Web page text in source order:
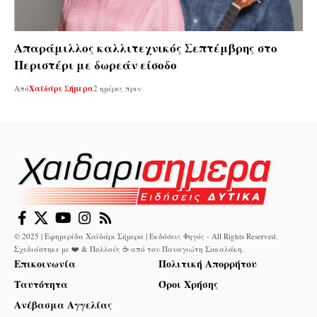
Απαράμιλλος καλλιτεχνικός Σεπτέμβρης στο
Περιστέρι με δωρεάν είσοδο
ΑπόΧαϊδάρι Σήμερα2 ημέρες πριν
© 2025 | Εφημερίδα Χαϊδάρι Σήμερα | Εκδόσεις Φηγός - All Rights Reserved.
Σχεδιάστηκε με ❤️ & Πολλούς ☕ από τον Παναγιώτη Σακαλάκη
Επικοινωνία
Ταυτότητα
Ανέβασμα Αγγελίας
Πολιτική Απορρήτου
Όροι Χρήσης